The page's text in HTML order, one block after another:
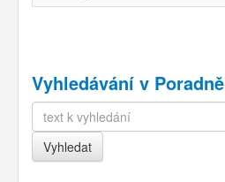
Vyhledávání v Poradně